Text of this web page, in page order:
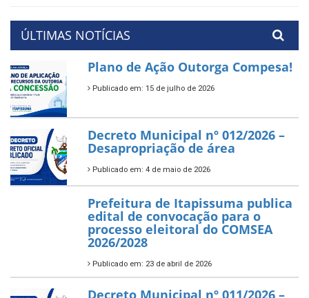
ÚLTIMAS NOTÍCIAS
Plano de Ação Outorga Compesa!
Publicado em: 15 de julho de 2026
Decreto Municipal nº 012/2026 –
Desapropriação de área
Publicado em: 4 de maio de 2026
Prefeitura de Itapissuma publica
edital de convocação para o
processo eleitoral do COMSEA
2026/2028
Publicado em: 23 de abril de 2026
Decreto Municipal nº 011/2026 –